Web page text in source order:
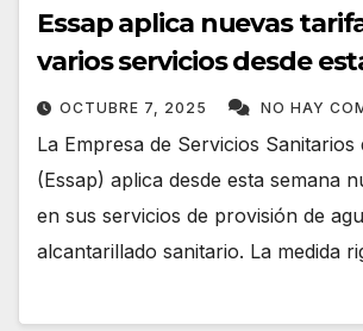
Essap aplica nuevas
varios servicios desde
OCTUBRE 7, 2025 NO HAY
La Empresa de Servicios Sanitarios
(Essap) aplica desde esta semana
en sus servicios de provisión de
alcantarillado sanitario. La medida